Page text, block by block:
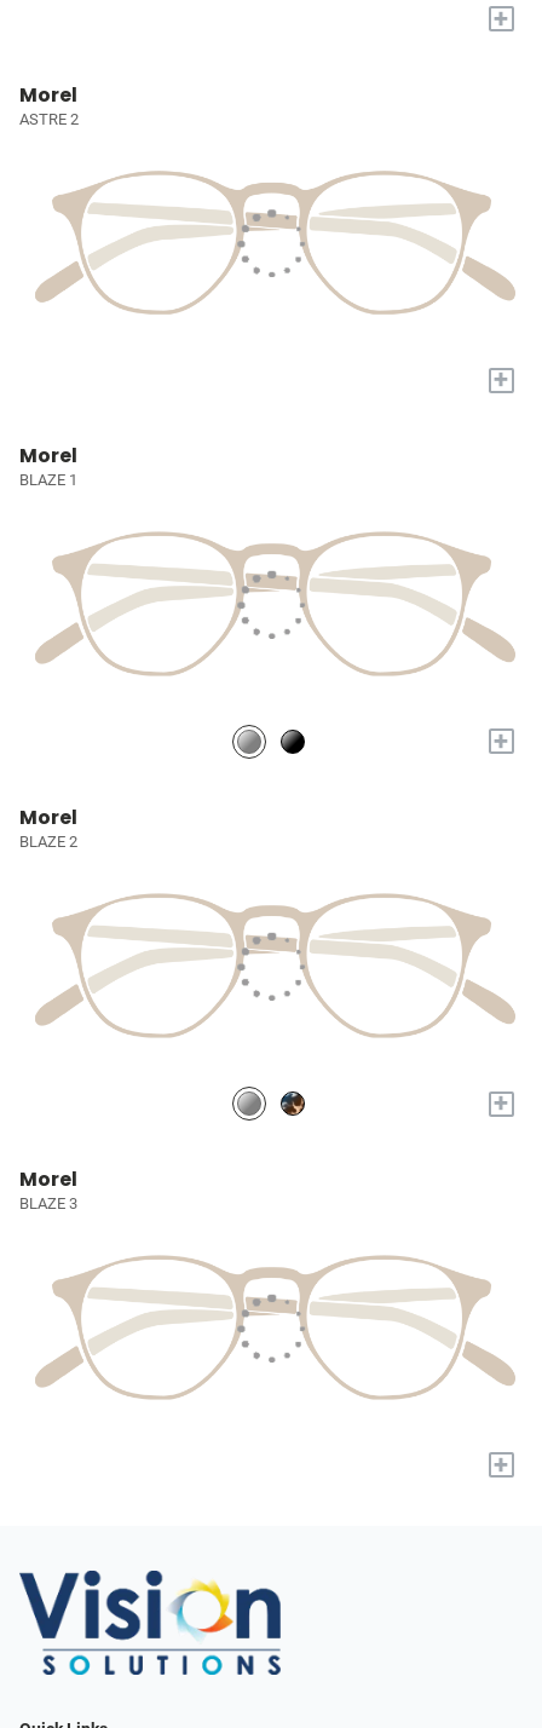
+
Morel
ASTRE 2
+
Morel
BLAZE 1
+
Morel
BLAZE 2
+
Morel
BLAZE 3
+